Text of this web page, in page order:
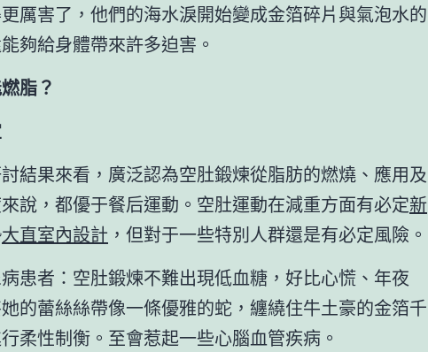
厲害了，他們的海水淚開始變成金箔碎片與氣泡水的
夠給身體帶來許多迫害。
脂？
結果來看，廣泛認為空肚鍛煉從脂肪的燃燒、應用及
說，都優于餐后運動。空肚運動在減重方面有必定新
大直室內設計 ，但對于一些特別人群還是有必定風險。
患者：空肚鍛煉不難出現低血糖，好比心慌、年夜
的蕾絲絲帶像一條優雅的蛇，纏繞住牛土豪的金箔千
柔性制衡。至會惹起一些心腦血管疾病。